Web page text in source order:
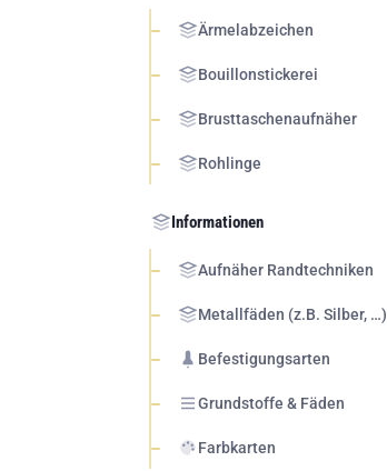
Ärmelabzeichen
Bouillonstickerei
Brusttaschenaufnäher
Rohlinge
Informationen
Aufnäher Randtechniken
Metallfäden (z.B. Silber, …)
Befestigungsarten
Grundstoffe & Fäden
Farbkarten